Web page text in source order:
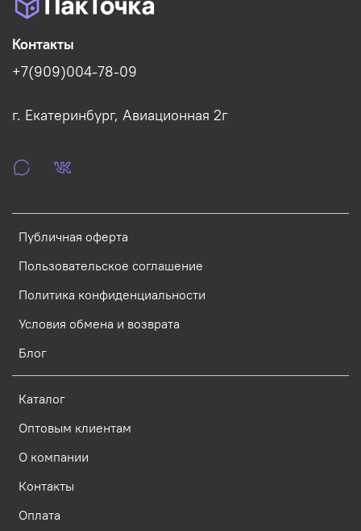
Публичная оферта
Пользовательское соглашение
Политика конфиденциальности
Условия обмена и возврата
Блог
Каталог
Оптовым клиентам
О компании
Контакты
Оплата
Контакты
+7(909)004-78-09
г. Екатеринбург, Авиационная 2г